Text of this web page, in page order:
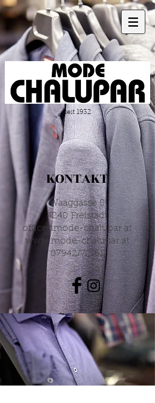
seit 1932
KONTAKT
Waaggasse 8
4240 Freistadt
office@mode-chalupar.at
www.mode-chalupar.at
07942/72161